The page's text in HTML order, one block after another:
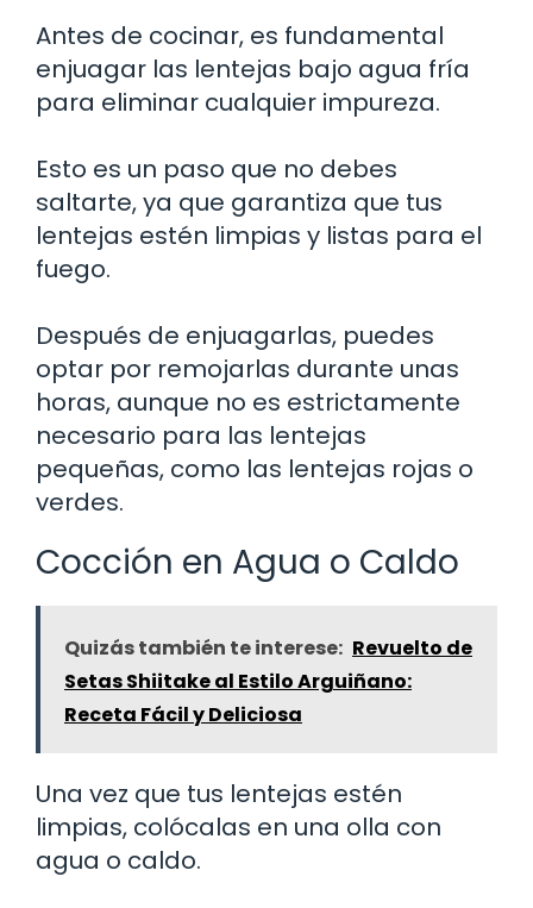
Antes de cocinar, es fundamental
enjuagar las lentejas bajo agua fría
para eliminar cualquier impureza.
Esto es un paso que no debes
saltarte, ya que garantiza que tus
lentejas estén limpias y listas para el
fuego.
Después de enjuagarlas, puedes
optar por remojarlas durante unas
horas, aunque no es estrictamente
necesario para las lentejas
pequeñas, como las lentejas rojas o
verdes.
Cocción en Agua o Caldo
Quizás también te interese: Revuelto de
Setas Shiitake al Estilo Arguiñano:
Receta Fácil y Deliciosa
Una vez que tus lentejas estén
limpias, colócalas en una olla con
agua o caldo.